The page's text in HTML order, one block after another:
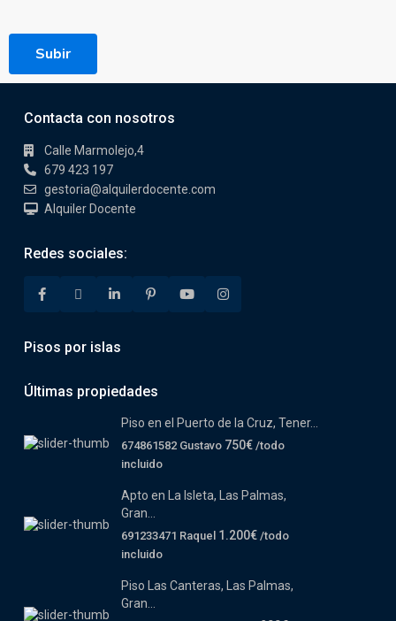
Subir
Contacta con nosotros
Calle Marmolejo,4
679 423 197
gestoria@alquilerdocente.com
Alquiler Docente
Redes sociales:
Pisos por islas
Últimas propiedades
Piso en el Puerto de la Cruz, Tener...
674861582 Gustavo 750€ /todo
incluido
Apto en La Isleta, Las Palmas,
Gran...
691233471 Raquel 1.200€ /todo
incluido
Piso Las Canteras, Las Palmas,
Gran...